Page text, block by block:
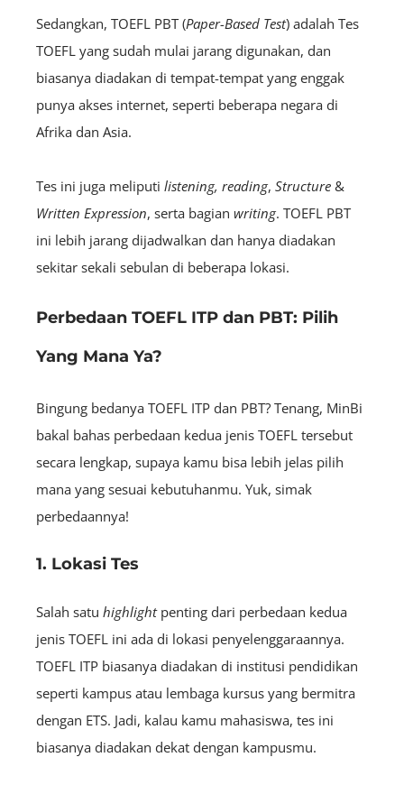
Sedangkan, TOEFL PBT (Paper-Based Test) adalah Tes
TOEFL yang sudah mulai jarang digunakan, dan
biasanya diadakan di tempat-tempat yang enggak
punya akses internet, seperti beberapa negara di
Afrika dan Asia.
Tes ini juga meliputi listening, reading, Structure &
Written Expression, serta bagian writing. TOEFL PBT
ini lebih jarang dijadwalkan dan hanya diadakan
sekitar sekali sebulan di beberapa lokasi.
Perbedaan TOEFL ITP dan PBT: Pilih
Yang Mana Ya?
Bingung bedanya TOEFL ITP dan PBT? Tenang, MinBi
bakal bahas perbedaan kedua jenis TOEFL tersebut
secara lengkap, supaya kamu bisa lebih jelas pilih
mana yang sesuai kebutuhanmu. Yuk, simak
perbedaannya!
1. Lokasi Tes
Salah satu highlightpenting dari perbedaan kedua
jenis TOEFL ini ada di lokasi penyelenggaraannya.
TOEFL ITP biasanya diadakan di institusi pendidikan
seperti kampus atau lembaga kursus yang bermitra
dengan ETS. Jadi, kalau kamu mahasiswa, tes ini
biasanya diadakan dekat dengan kampusmu.